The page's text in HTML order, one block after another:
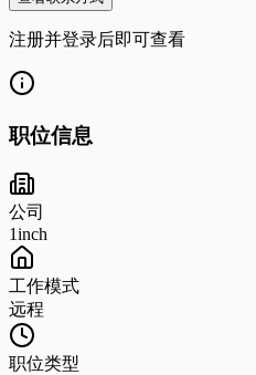
注册并登录后即可查看
职位信息
公司
1inch
工作模式
远程
职位类型